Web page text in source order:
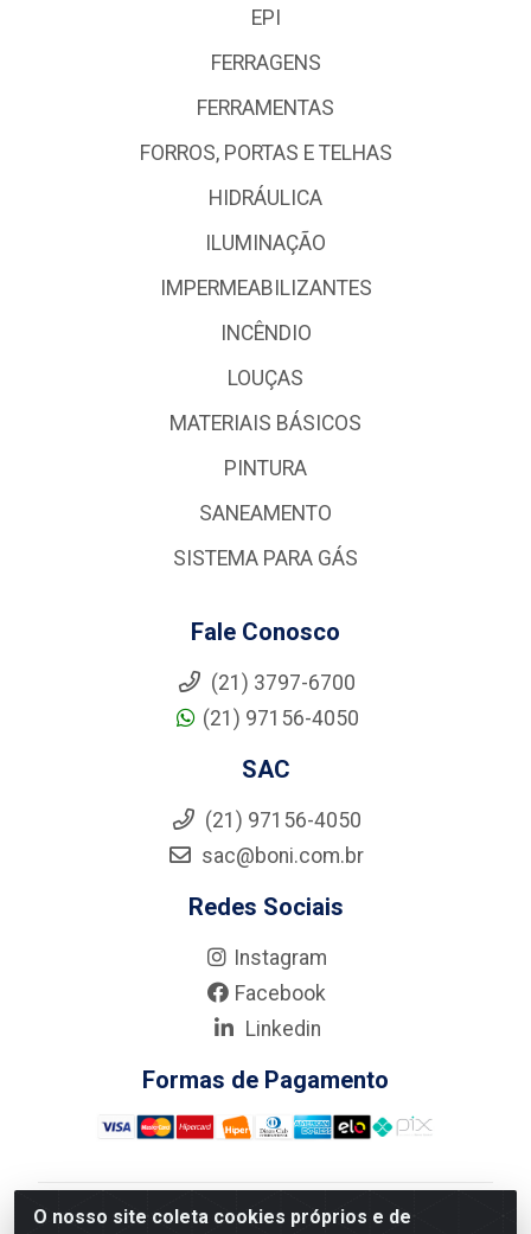
O nosso site coleta cookies próprios e de
EPI
FERRAGENS
FERRAMENTAS
FORROS, PORTAS E TELHAS
HIDRÁULICA
ILUMINAÇÃO
IMPERMEABILIZANTES
INCÊNDIO
LOUÇAS
MATERIAIS BÁSICOS
PINTURA
SANEAMENTO
SISTEMA PARA GÁS
Fale Conosco
(21) 3797-6700
(21) 97156-4050
SAC
(21) 97156-4050
sac@boni.com.br
Redes Sociais
Instagram
Facebook
Linkedin
Formas de Pagamento
Nova Boni Distribuidora de Material de Construção LTDA